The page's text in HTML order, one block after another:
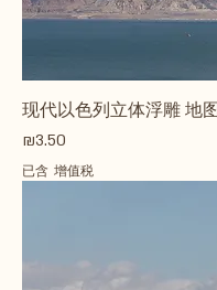
现代以色列立体浮雕 地
價格
₪3.50
已含 增值税